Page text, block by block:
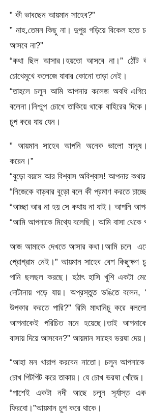
” কী ভাবছেন আয়মান সাহেব?”
” নাহ,তেমন কিছু না। দুপুর গড়িয়ে বিকেল হতে
আসবে না?”
“কথা ছিল আসার।হয়তো আসবে না।” ঠোঁট
চোখেমুখে কলেজে যাবার কোনো তাড়া নেই।
“তাহলে চলুন আমি আপনার কলেজ অবধি
বলেনা।নিশ্চুপ চোখে তাকিয়ে থাকে বাহিরের
চুপ করে যায় যেন।
” আয়মান সাহেব আপনি অনেক ভালো
করেন।”
“বুড়ো বয়সে আর বিশ্বাস অবিশ্বাস! আপনার কথার
“নিজেকে বাড়বার বুড়ো বলে কী প্রমাণ করতে
“আচ্ছা আর না হয় সে কথায় না যাই। আপনি
“আমি আপনাকে মিথ্যে বলেছি। আমি বাসা থেকে
আজ আমাকে দেখতে আসার কথা।আমি চলে
প্রোগ্রাম নেই।” আয়মান সাহেব বেশ কিছুক্ষণ
পানি ছলছল করছে। হঠাৎ হাসি খুশি একটা
দোটানায় পড়ে যায়। অপ্রস্তুত ভঙিতে
উপকার করতে পারি?” রিমি মাথানিচু করে
আপনাকেই পরিচিত মনে হয়েছে।তাই
বাসায় দিয়ে আসবেন?” আয়মান সাহেব ভরষা দেয়।
“আহা মন খারাপ করবেন নাতো। চলুন আপনাকে
চোখ পিটপিট করে তাকায়। যে চোখ ভরষা খোঁজে।
“পাশেই একটা নদী আছে চলুন সূর্যাস্ত
ফিরবো।”আয়মান চুপ করে থাকে।